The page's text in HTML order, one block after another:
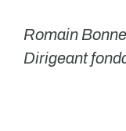
Romain
Dirigeant